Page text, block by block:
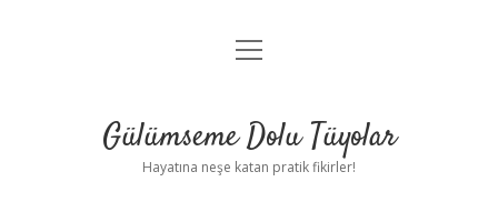
Anasayfa
Yasal Uyarı
menüyü
Gülümseme Dolu Tüyolar
Hayatına neşe katan pratik fikirler!